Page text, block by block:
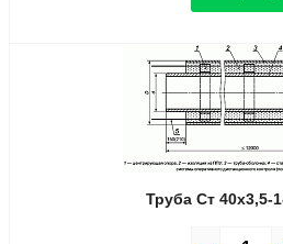
Труба Ст 40х3,5-